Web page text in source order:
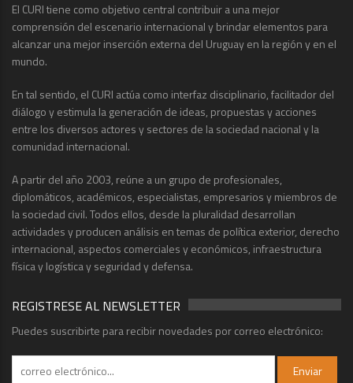
El CURI tiene como objetivo central contribuir a una mejor
comprensión del escenario internacional y brindar elementos para
alcanzar una mejor inserción externa del Uruguay en la región y en el
mundo.
En tal sentido, el CURI actúa como interfaz disciplinario, facilitador del
diálogo y estimula la generación de ideas, propuestas y acciones
entre los diversos actores y sectores de la sociedad nacional y la
comunidad internacional.
A partir del año 2003, reúne a un grupo de profesionales,
diplomáticos, académicos, especialistas, empresarios y miembros de
la sociedad civil. Todos ellos, desde la pluralidad desarrollan
actividades y producen análisis en temas de política exterior, derecho
internacional, aspectos comerciales y económicos, infraestructura
física y logística y seguridad y defensa.
REGISTRESE AL NEWSLETTER
Puedes suscribirte para recibir novedades por correo electrónico: